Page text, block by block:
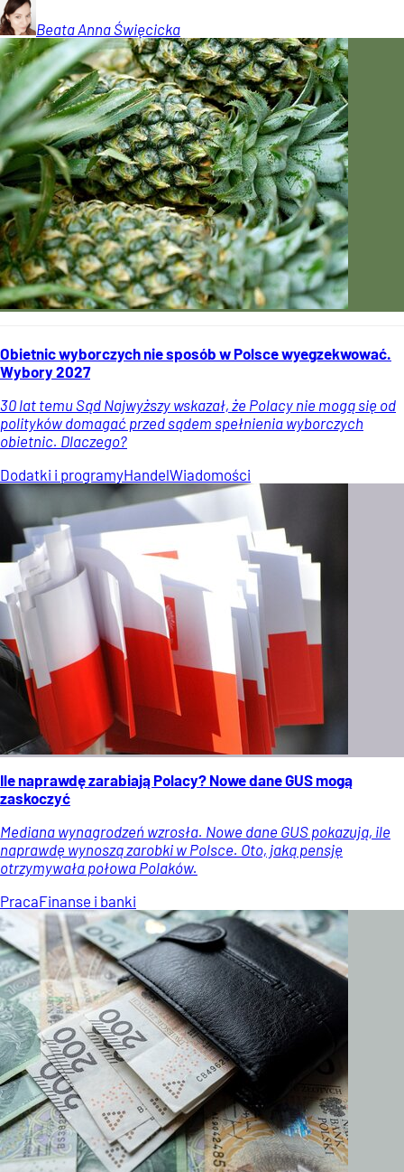
Beata Anna Święcicka
Obietnic wyborczych nie sposób w Polsce wyegzekwować.
Wybory 2027
30 lat temu Sąd Najwyższy wskazał, że Polacy nie mogą się od
polityków domagać przed sądem spełnienia wyborczych
obietnic. Dlaczego?
Dodatki i programyHandelWiadomości
Ile naprawdę zarabiają Polacy? Nowe dane GUS mogą
zaskoczyć
Mediana wynagrodzeń wzrosła. Nowe dane GUS pokazują, ile
naprawdę wynoszą zarobki w Polsce. Oto, jaką pensję
otrzymywała połowa Polaków.
PracaFinanse i banki